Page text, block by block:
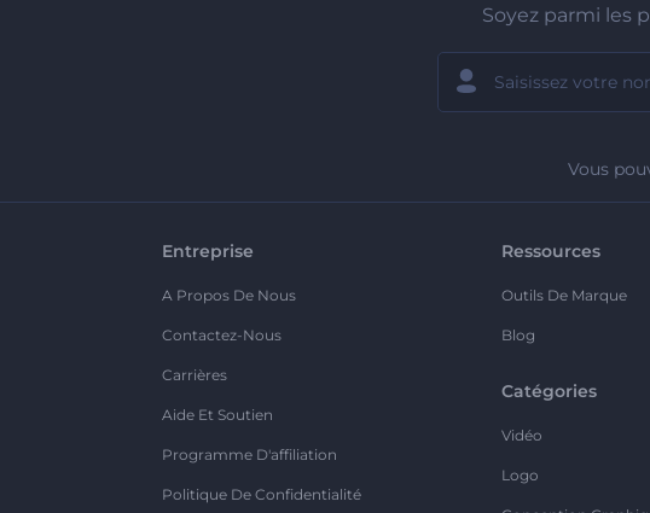
Soyez parmi les
Vous
Entreprise
A Propos De Nous
Contactez-Nous
Carrières
Aide Et Soutien
Programme D'affiliation
Politique De Confidentialité
Ressources
Outils De Marque
Blog
Catégories
Vidéo
Logo